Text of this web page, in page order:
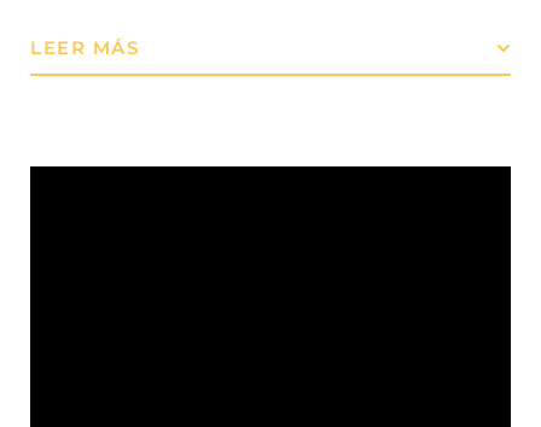
LEER MÁS
acceso a importantes carreteras como laA-3 y